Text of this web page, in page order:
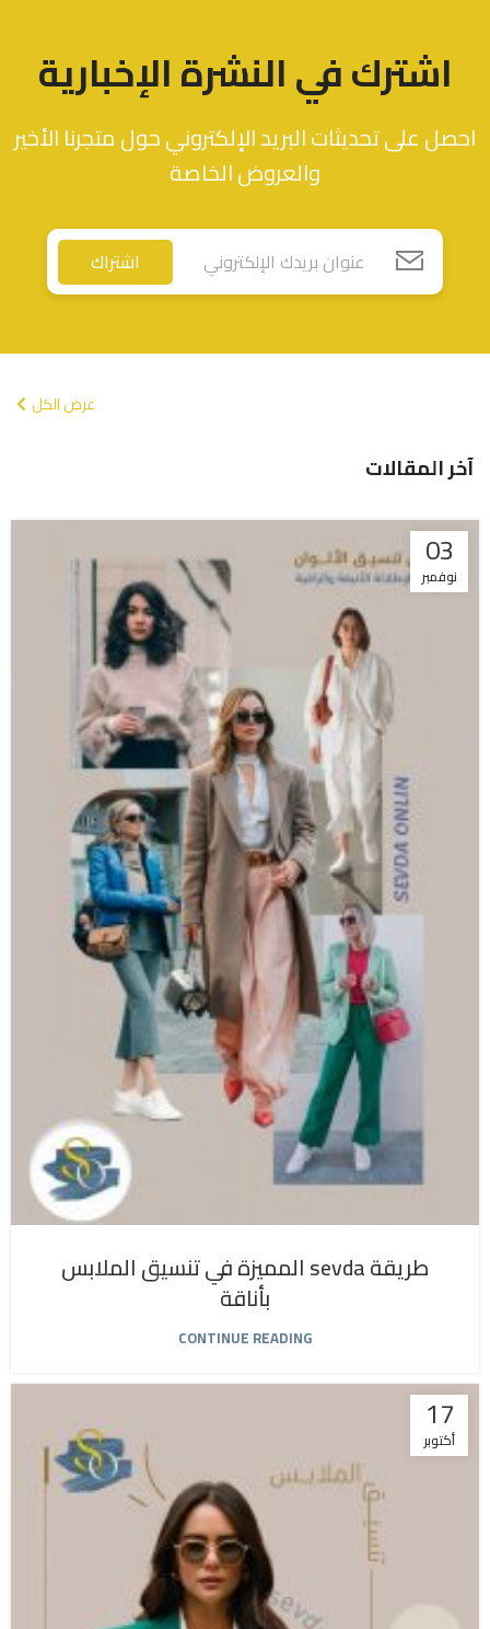
اشترك في النشرة الإخبارية
احصل على تحديثات البريد الإلكتروني حول متجرنا الأخير
والعروض الخاصة
اشتراك
عرض الكل
آخر المقالات
03
نوفمبر
طريقة sevda المميزة في تنسيق الملابس
بأناقة
CONTINUE READING
17
أكتوبر